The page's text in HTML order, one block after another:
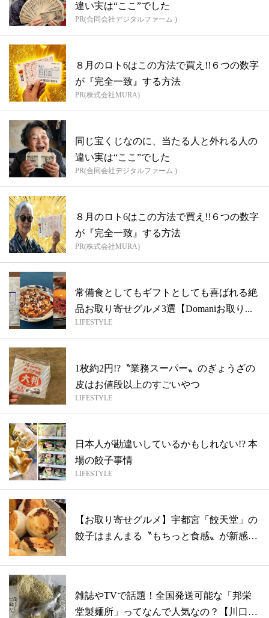
違い実は“ここ”でした
PR(合同会社デジタルファーム )
８月のロト6はこの方法で買え!!６つの数字
が『完全一致』する方法
PR(株式会社MURA)
同じ宝くじなのに、当たる人と外れる人の
違い実は“ここ”でした
PR(合同会社デジタルファーム )
８月のロト6はこの方法で買え!!６つの数字
が『完全一致』する方法
PR(株式会社MURA)
常備食としてもギフトとしても喜ばれる絶
品お取り寄せグルメ3選【Domaniお取り...
LIFESTYLE
1枚約2円!?〝業務スーパー〟のぎょうざの
皮はお値段以上のすごいやつ
LIFESTYLE
日本人が勘違いしているかもしれない!? 本
場の餃子事情
LIFESTYLE
【お取り寄せグルメ】宇都宮「餃天堂」の
餃子はまんまる〝もちっと食感〟が新感
雑誌やTVで話題！全国発送可能な「邦栄
堂製麺所」ってなんで人気なの？【川口ゆ